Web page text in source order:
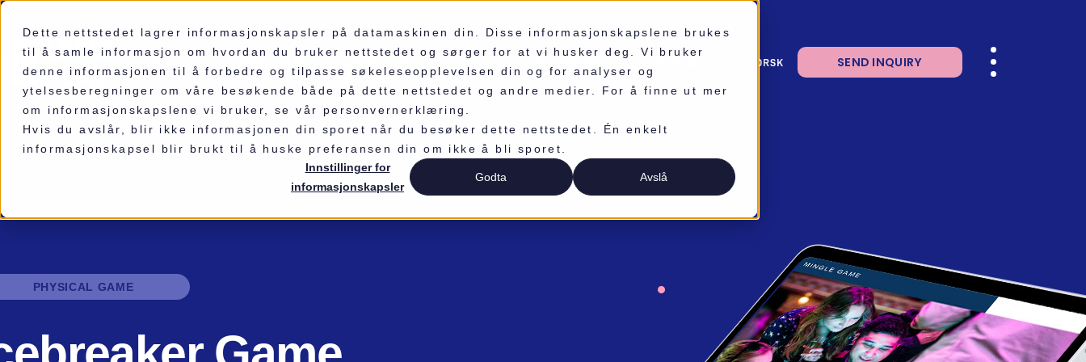
Dette nettstedet lagrer informasjonskapsler på datamaskinen din. Disse informasjonskapslene brukes
til å samle informasjon om hvordan du bruker nettstedet og sørger for at vi husker deg. Vi bruker
denne informasjonen til å forbedre og tilpasse søkeleseopplevelsen din og for analyser og
ytelsesberegninger om våre besøkende både på dette nettstedet og andre medier. For å finne ut mer
om informasjonskapslene vi bruker, se vår personvernerklæring.
Hvis du avslår, blir ikke informasjonen din sporet når du besøker dette nettstedet. Én enkelt
informasjonskapsel blir brukt til å huske preferansen din om ikke å bli sporet.
Innstillinger for
informasjonskapsler
Godta Avslå
PHYSICAL TEAMBUILDING VIRTUAL TEAMBUILDING ONBOARDING CULTURE & VALUES NORSK SEND INQUIRY
PHYSICAL GAME